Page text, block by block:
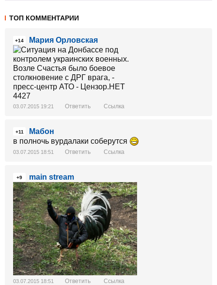
ТОП КОММЕНТАРИИ
+14 Мария Орловская
03.07.2015 19:21 Ответить Ссылка
+11
Мабон
в полночь вурдалаки соберутся
03.07.2015 18:51 Ответить Ссылка
+9 main stream
03.07.2015 18:51 Ответить Ссылка